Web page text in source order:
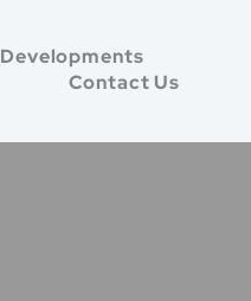
Developments
Contact Us